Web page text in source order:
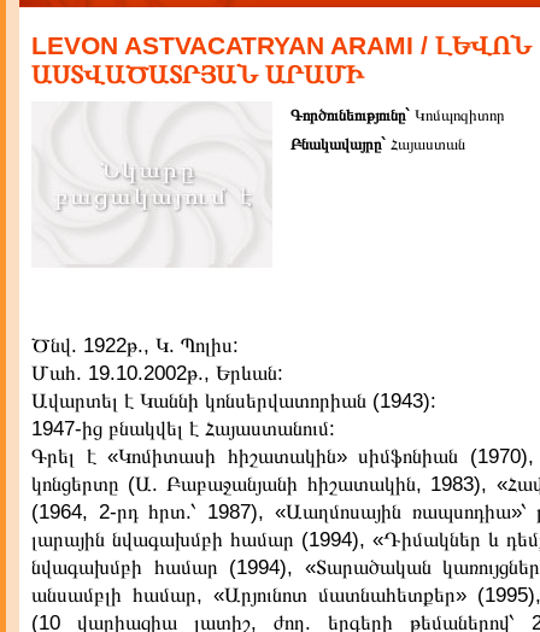
LEVON ASTVACATRYAN ARAMI / ԼԵՎՈՆ
ԱՍՏՎԱԾԱՏՐՅԱՆ ԱՐԱՄԻ
Գործունեությունը` Կոմպոզիտոր
Բնակավայրը` Հայաստան
Ծնվ. 1922թ., Կ. Պոլիս:
Մահ. 19.10.2002թ., Երևան:
Ավարտել է Կաննի կոնսերվատորիան (1943):
1947-ից բնակվել է Հայաստանում:
Գրել է «Կոմիտասի հիշատակին» սիմֆոնիան (1970),
կոնցերտը (Ա. Բաբաջանյանի հիշատակին, 1983),
(1964, 2-րդ հրտ.՝ 1987), «Աաղմոսային ռապսոդիա»՝
լարային նվագախմբի համար (1994), «Դիմակներ և
նվագախմբի համար (1994), «Տարածական
անսամբլի համար, «Արյունոտ մատնահետքեր»
(10 վարիացիա լատիշ, ժող. երգերի թեմաներով՝